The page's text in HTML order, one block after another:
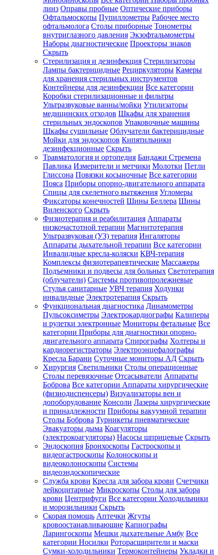
линз Оправы пробные Оптические приборы
Офтальмоскопы Пупиллометры Рабочее место
офтальмолога Столы приборные Тонометры
внутриглазного давления Экзофтальмометры
Наборы диагностические Проекторы знаков
Скрыть
Стерилизация и дезинфекция Стерилизаторы
Лампы бактерицидные Рециркуляторы Камеры
для хранения стерильных инструментов
Контейнеры для дезинфекции Все категории
Коробки стерилизационные и фильтры
Ультразвуковые ванны/мойки Утилизаторы
медицинских отходов Шкафы для хранения
стерильных эндоскопов Упаковочные машины
Шкафы сушильные Облучатели бактерицидные
Мойки для эндоскопов Кипятильники
дезинфекционные Скрыть
Травматология и ортопедия Бандажи Стремена
Павлика Измерители и метчики Молотки Петли
Глиссона Повязки косыночные Все категории
Пояса Приборы опорно-двигательного аппарата
Спицы для скелетного вытяжения Угломеры
Фиксаторы конечностей Шины Беллера Шины
Виленского Скрыть
Физиотерапия и реабилитация Аппараты
низкочастотной терапии Магнитотерапия
Ультразвуковая (УЗ) терапия Ингаляторы
Аппараты дыхательной терапии Все категории
Инвалидные кресла-коляски КВЧ-терапия
Комплексы физиотерапевтические Массажеры
Подъемники и подвесы для больных Светотерапия
(облучатели) Системы противопролежневые
Стулья санитарные УВЧ терапия Ходунки
инвалидные Электротерапия Скрыть
Функциональная диагностика Динамометры
Пульсоксиметры Электрокардиографы Калиперы
и рулетки электронные Мониторы фетальные Все
категории Приборы для диагностики опорно-
двигательного аппарата Спирографы Холтеры и
кардиорегистраторы Электроэнцефалографы
Кресла Барани Суточные мониторы АД Скрыть
Хирургия Светильники Столы операционные
Столы перевязочные Отсасыватели Аппараты
Боброва Все категории Аппараты хирургические
(физиодиспенсеры) Визуализаторы вен и
допоборудование Консоли Лазеры хирургические
и принадлежности Приборы вакуумной терапии
Столы Боброва Турникеты пневматические
Эвакуаторы дыма Коагуляторы
(электрокоагуляторы) Насосы шприцевые Скрыть
Эндоскопия Бронхоскопы Гастроскопы и
видеогастроскопы Колоноскопы и
видеоколоноскопы Системы
видеоэндоскопические
Служба крови Кресла для забора крови Счетчики
лейкоцитарные Микроскопы Столы для забора
крови Центрифуги Все категории Холодильники
и морозильники Скрыть
Скорая помощь Аптечки Жгуты
кровоостанавливающие Капнографы
Ларингоскопы Мешки дыхательные Амбу Все
категории Носилки Роторасширители и маски
Сумки-холодильники Термоконтейнеры Укладки и